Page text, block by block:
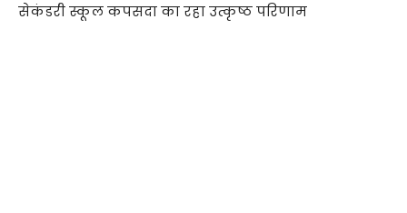
सेकंडरी स्कूल कपसदा का रहा उत्कृष्ठ परिणाम